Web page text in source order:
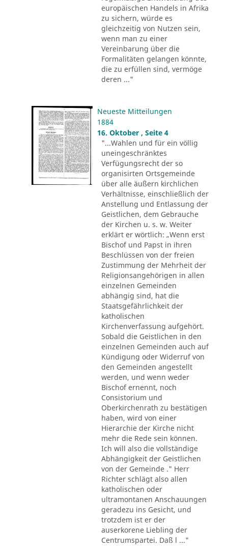
europäischen Handels in Afrika
zu sichern, würde es
gleichzeitig von Nutzen sein,
wenn man zu einer
Vereinbarung über die
Formalitäten gelangen könnte,
die zu erfüllen sind, vermöge
deren ..."
Neueste Mitteilungen
1884
16. Oktober , Seite 4
"...Wahlen und für ein völlig
uneingeschränktes
Verfügungsrecht der so
organisirten Ortsgemeinde
über alle äußern kirchlichen
Verhältnisse, einschließlich der
Anstellung und Entlassung der
Geistlichen, dem Gebrauche
der Kirchen u. s. w. Weiter
erklärt er wörtlich: „Wenn erst
Bischof und Papst in ihren
Beschlüssen von der freien
Zustimmung der Mehrheit der
Religionsangehörigen in allen
einzelnen Gemeinden
abhängig sind, hat die
Staatsgefährlichkeit der
katholischen
Kirchenverfassung aufgehört.
Sobald die Geistlichen in den
einzelnen Gemeinden auch auf
Kündigung oder Widerruf von
den Gemeinden angestellt
werden, und wenn weder
Bischof ernennt, noch
Consistorium und
Oberkirchenrath zu bestätigen
haben, wird von einer
Hierarchie der Kirche nicht
mehr die Rede sein können.
Ich will also die vollständige
Abhängigkeit der Geistlichen
von der Gemeinde ." Herr
Richter schlägt also allen
katholischen oder
ultramontanen Anschauungen
geradezu ins Gesicht, und
trotzdem ist er der
auserkorene Liebling der
Centrumspartei. Daß l ..."